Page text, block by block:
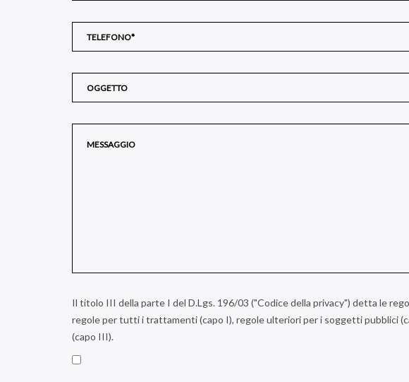
Il titolo III della parte I del D.Lgs. 196/03 ("Codice della privacy") detta le
regole per tutti i trattamenti (capo I), regole ulteriori per i soggetti pubblici
(capo III).